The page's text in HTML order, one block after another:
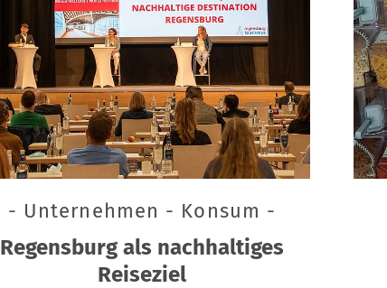
- Unternehmen - Konsum -
Regensburg als nachhaltiges
Reiseziel